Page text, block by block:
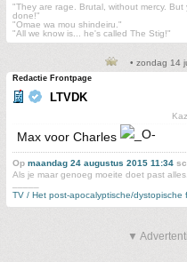
"They are rage. Brutal, without mercy.
done!"
"Omae wa mou shindeiru."
"All we know is... he's called The Stig!"
• zondag 14
Redactie Frontpage
LTVDK
Max voor Charles
Op maandag 24 augustus 2015 11:34
Als je maar genoeg moeite doet past alles.
TV / Het post-apocalyptische/dystopische
▼